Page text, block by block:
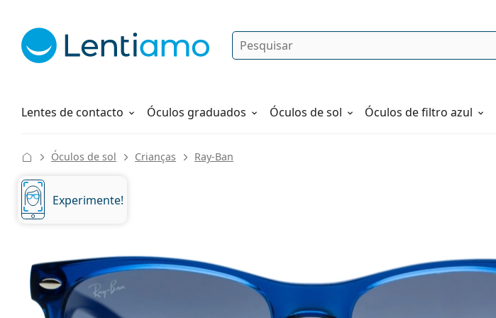
Pesquisar
Lentes de contacto
Líquidos Óculos graduados Óculos de sol Óculos de filtro azul
Como fazer um pedido
Óculos de sol Crianças Ray-Ban
Experimente!